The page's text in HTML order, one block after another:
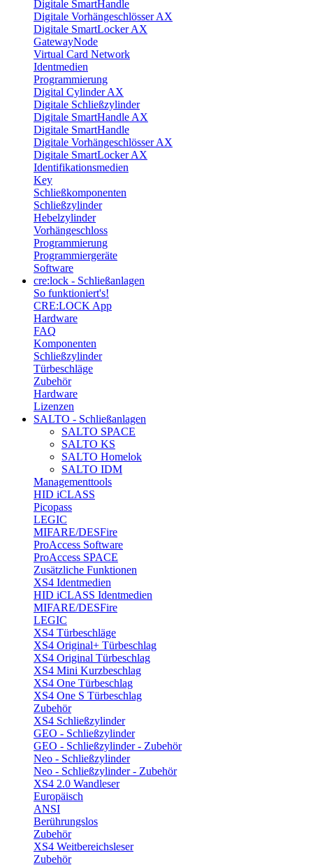
Digitale SmartHandle
Digitale Vorhängeschlösser AX
Digitale SmartLocker AX
GatewayNode
Virtual Card Network
Identmedien
Programmierung
Digital Cylinder AX
Digitale Schließzylinder
Digitale SmartHandle AX
Digitale SmartHandle
Digitale Vorhängeschlösser AX
Digitale SmartLocker AX
Identifikationsmedien
Key
Schließkomponenten
Schließzylinder
Hebelzylinder
Vorhängeschloss
Programmierung
Programmiergeräte
Software
cre:lock - Schließanlagen
So funktioniert's!
CRE:LOCK App
Hardware
FAQ
Komponenten
Schließzylinder
Türbeschläge
Zubehör
Hardware
Lizenzen
SALTO - Schließanlagen
SALTO SPACE
SALTO KS
SALTO Homelok
SALTO IDM
Managementtools
HID iCLASS
Picopass
LEGIC
MIFARE/DESFire
ProAccess Software
ProAccess SPACE
Zusätzliche Funktionen
XS4 Identmedien
HID iCLASS Identmedien
MIFARE/DESFire
LEGIC
XS4 Türbeschläge
XS4 Original+ Türbeschlag
XS4 Original Türbeschlag
XS4 Mini Kurzbeschlag
XS4 One Türbeschlag
XS4 One S Türbeschlag
Zubehör
XS4 Schließzylinder
GEO - Schließzylinder
GEO - Schließzylinder - Zubehör
Neo - Schließzylinder
Neo - Schließzylinder - Zubehör
XS4 2.0 Wandleser
Europäisch
ANSI
Berührungslos
Zubehör
XS4 Weitbereichsleser
Zubehör